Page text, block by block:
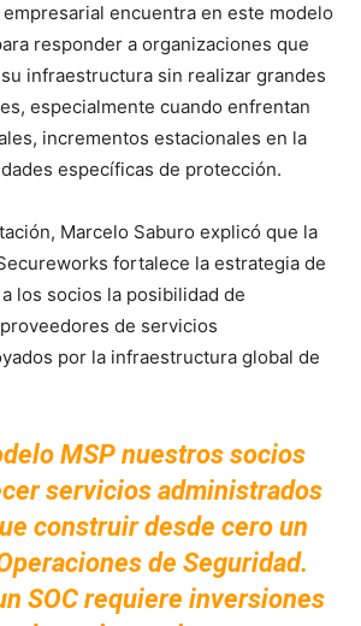
encuentra en este modelo
responder a organizaciones que
infraestructura sin realizar grandes
especialmente cuando enfrentan
incrementos estacionales en la
específicas de protección.
Marcelo Saburo explicó que la
fortalece la estrategia de
los socios la posibilidad de
de servicios
por la infraestructura global de
MSP nuestros socios
servicios administrados
construir desde cero un
de Seguridad.
SOC requiere inversiones